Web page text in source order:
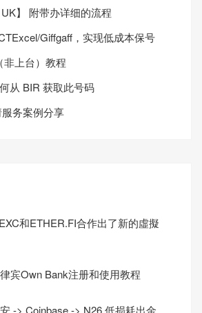
】 附带办详细的流程
Giffgaff，实现低成本保号
上台）教程
从 BIR 获取此号码
务案例分享
和ETHER.FI合作出了新的虛擬
宾Own Bank注册和使用教程
-> Coinbase -> N26 低损耗出金